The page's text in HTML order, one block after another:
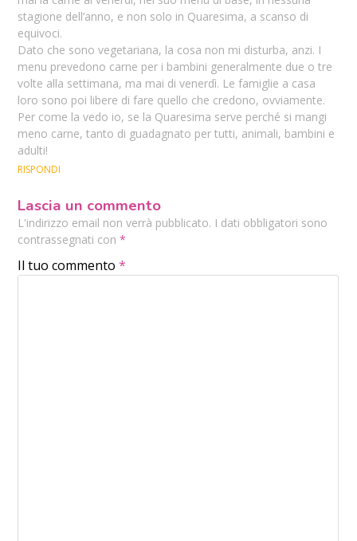
stagione dell’anno, e non solo in Quaresima, a scanso di
equivoci.
Dato che sono vegetariana, la cosa non mi disturba, anzi. I
menu prevedono carne per i bambini generalmente due o tre
volte alla settimana, ma mai di venerdì. Le famiglie a casa
loro sono poi libere di fare quello che credono, ovviamente.
Per come la vedo io, se la Quaresima serve perché si mangi
meno carne, tanto di guadagnato per tutti, animali, bambini e
adulti!
RISPONDI
Lascia un commento
L'indirizzo email non verrà pubblicato. I dati obbligatori sono
contrassegnati con*
Il tuo commento*